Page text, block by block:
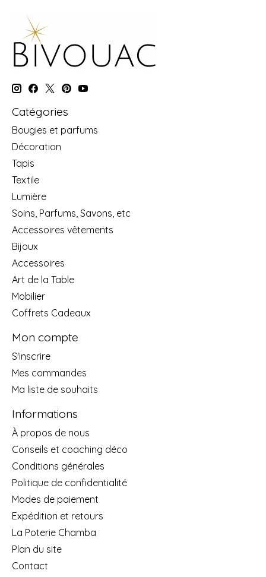
Catégories
Bougies et parfums
Décoration
Tapis
Textile
Lumière
Soins, Parfums, Savons, etc
Accessoires vêtements
Bijoux
Accessoires
Art de la Table
Mobilier
Coffrets Cadeaux
Mon compte
S'inscrire
Mes commandes
Ma liste de souhaits
Informations
À propos de nous
Conseils et coaching déco
Conditions générales
Politique de confidentialité
Modes de paiement
Expédition et retours
La Poterie Chamba
Plan du site
Contact